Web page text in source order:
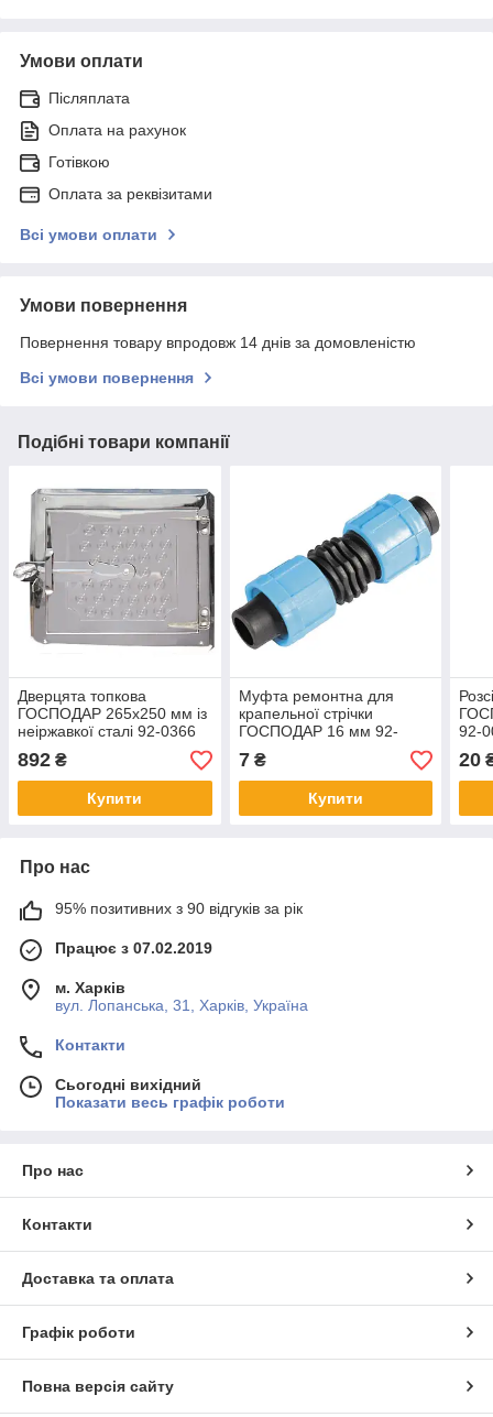
Умови оплати
Післяплата
Оплата на рахунок
Готівкою
Оплата за реквізитами
Всі умови оплати
Умови повернення
Повернення товару впродовж 14 днів за домовленістю
Всі умови повернення
Подібні товари компанії
Дверцята топкова
ГОСПОДАР 265х250 мм із
неіржавкої сталі 92-0366
892 ₴
Купити
Муфта ремонтна для
крапельної стрічки
ГОСПОДАР 16 мм 92-
9155
7₴
Купити
92-
20
Про нас
95% позитивних з 90 відгуків за рік
Працює з 07.02.2019
м. Харків
вул. Лопанська, 31, Харків, Україна
Контакти
Сьогодні вихідний
Показати весь графік роботи
Про нас
Контакти
Доставка та оплата
Графік роботи
Повна версія сайту